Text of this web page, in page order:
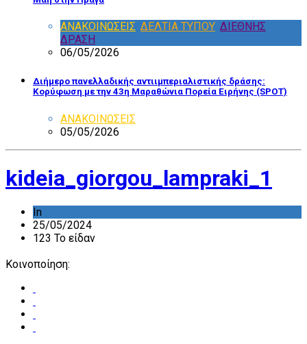
ΑΝΑΚΟΙΝΩΣΕΙΣ ΔΕΛΤΙΑ ΤΥΠΟΥ ΔΙΕΘΝΗΣ
ΔΡΑΣΗ
06/05/2026
Διήμερο πανελλαδικής αντιιμπεριαλιστικής δράσης:
Κορύφωση με την 43η Μαραθώνια Πορεία Ειρήνης (SPOT)
ΑΝΑΚΟΙΝΩΣΕΙΣ
05/05/2026
kideia_giorgou_lampraki_1
In
25/05/2024
123 Το είδαν
Κοινοποίηση: